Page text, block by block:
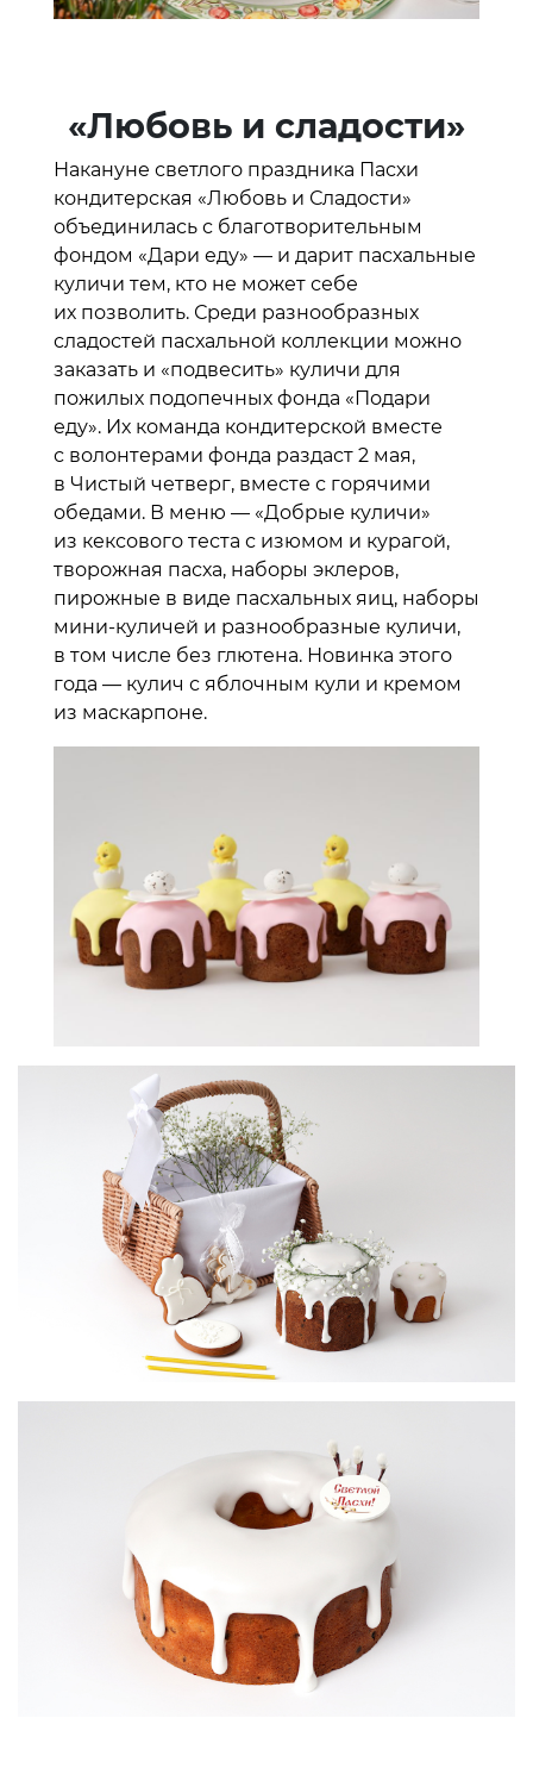
«Любовь и сладости»
Накануне светлого праздника Пасхи
кондитерская «Любовь и Сладости»
объединилась с благотворительным
фондом «Дари еду» — и дарит пасхальные
куличи тем, кто не может себе
их позволить. Среди разнообразных
сладостей пасхальной коллекции можно
заказать и «подвесить» куличи для
пожилых подопечных фонда «Подари
еду». Их команда кондитерской вместе
с волонтерами фонда раздаст 2 мая,
в Чистый четверг, вместе с горячими
обедами. В меню — «Добрые куличи»
из кексового теста с изюмом и курагой,
творожная пасха, наборы эклеров,
пирожные в виде пасхальных яиц, наборы
мини-куличей и разнообразные куличи,
в том числе без глютена. Новинка этого
года — кулич с яблочным кули и кремом
из маскарпоне.